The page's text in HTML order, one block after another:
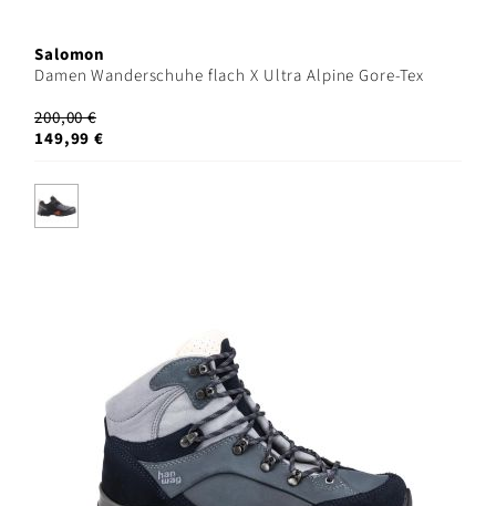
Salomon
Damen Wanderschuhe flach X Ultra Alpine Gore-Tex
200,00 €
149,99 €